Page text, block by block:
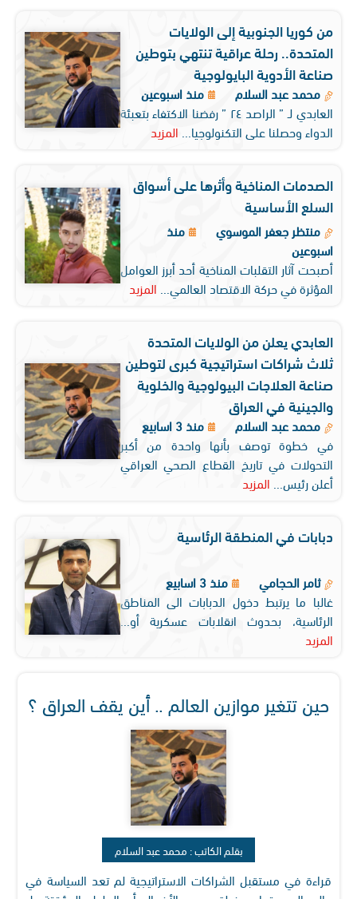
من كوريا الجنوبية إلى الولايات
المتحدة.. رحلة عراقية تنتهي بتوطين
صناعة الأدوية البايولوجية
محمد عبد السلام
منذ اسبوعين
العابدي لـ ” الراصد ٢٤ ” رفضنا الاكتفاء بتعبئة
الدواء وحصلنا على التكنولوجيا...
المزيد
الصدمات المناخية وأثرها على أسواق
السلع الأساسية
منتظر جعفر الموسوي
منذ
اسبوعين
أصبحت آثار التقلبات المناخية أحد أبرز العوامل
المؤثرة في حركة الاقتصاد العالمي...
المزيد
العابدي يعلن من الولايات المتحدة
ثلاث شراكات استراتيجية كبرى لتوطين
صناعة العلاجات البيولوجية والخلوية
والجينية في العراق
محمد عبد السلام
منذ 3 اسابيع
في خطوة توصف بأنها واحدة من أكبر
التحولات في تاريخ القطاع الصحي العراقي
أعلن رئيس...
المزيد
دبابات في المنطقة الرئاسية
ثامر الحجامي
منذ 3 اسابيع
غالبا ما يرتبط دخول الدبابات الى المناطق
الرئاسية، بحدوث انقلابات عسكرية أو...
المزيد
حين تتغير موازين العالم .. أين يقف العراق ؟
بقلم الكاتب : محمد عبد السلام
قراءة في مستقبل الشراكات الاستراتيجية لم تعد السياسة في